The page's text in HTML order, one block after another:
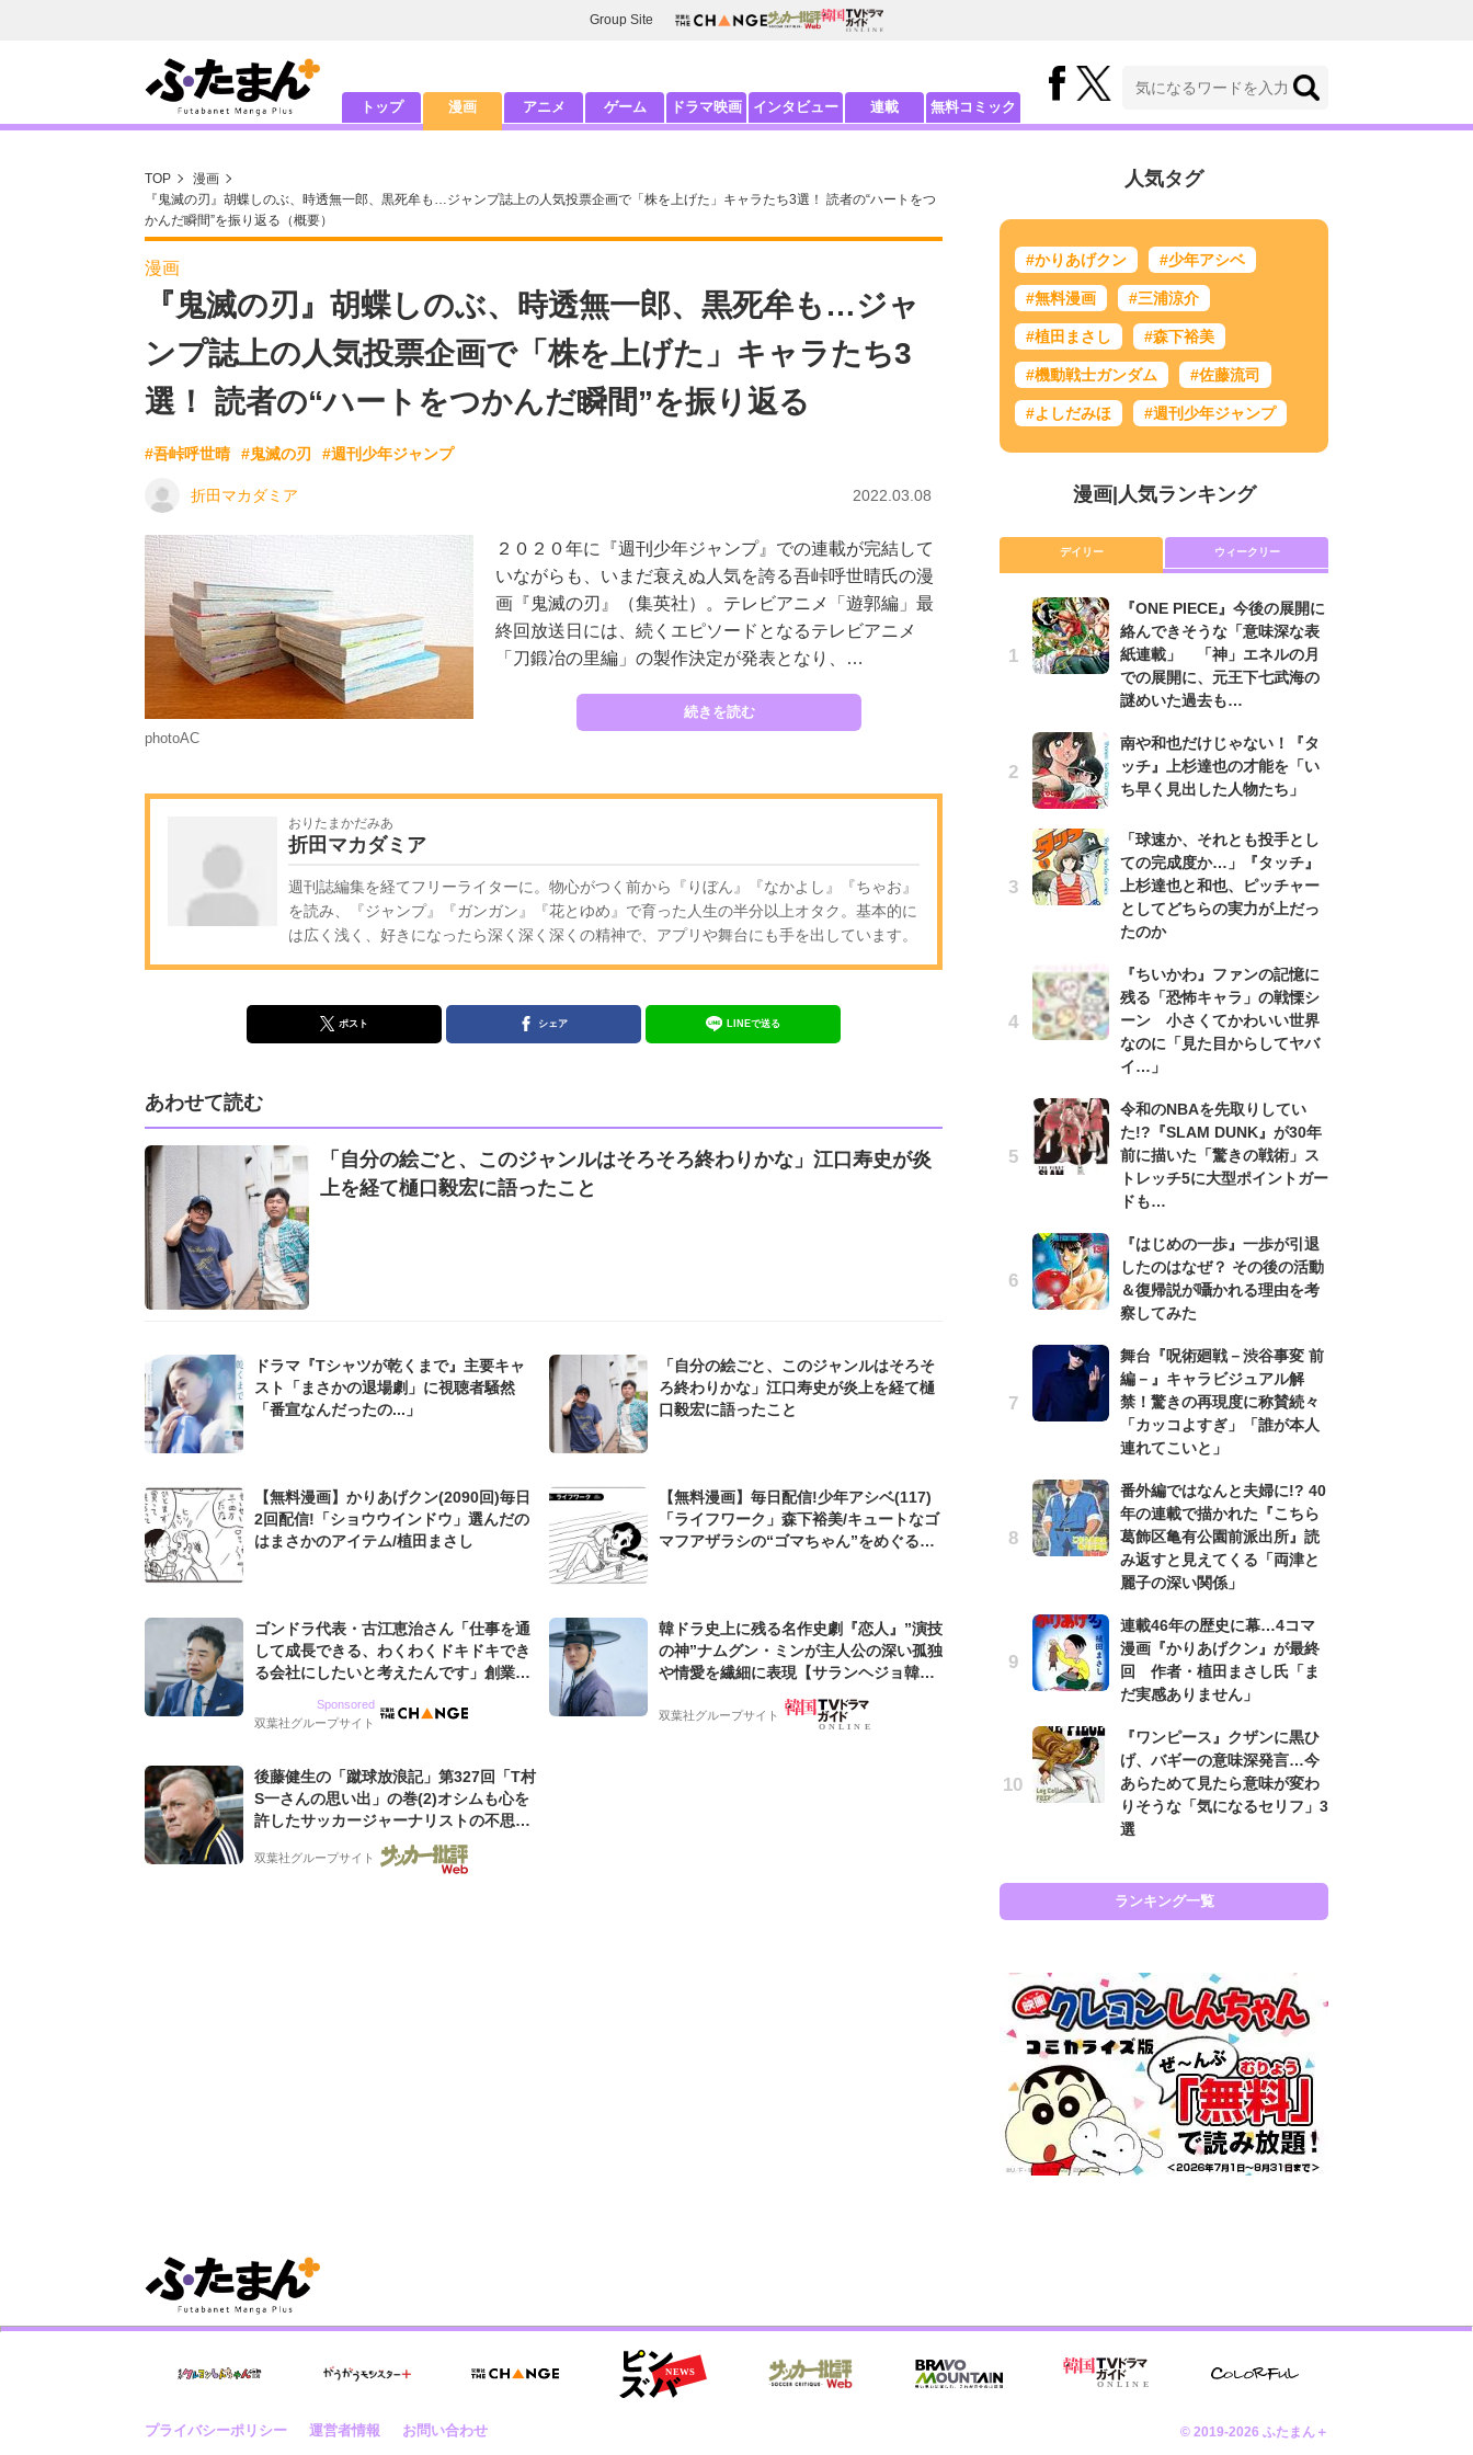
Group Site
トップ 漫画 アニメ ゲーム ドラマ映画 インタビュー 連載 無料コミック
TOP
漫画
『鬼滅の刃』胡蝶しのぶ、時透無一郎、黒死牟も…ジャンプ誌上の人気投票企画で「株を上げた」キャラたち3選！ 読者の“ハートをつ
かんだ瞬間”を振り返る（概要）
漫画
『鬼滅の刃』胡蝶しのぶ、時透無一郎、黒死牟も…ジャ
ンプ誌上の人気投票企画で「株を上げた」キャラたち3
選！ 読者の“ハートをつかんだ瞬間”を振り返る
#吾峠呼世晴 #鬼滅の刃 #週刊少年ジャンプ
折田マカダミア 2022.03.08
photoAC
２０２０年に『週刊少年ジャンプ』での連載が完結して
いながらも、いまだ衰えぬ人気を誇る吾峠呼世晴氏の漫
画『鬼滅の刃』（集英社）。テレビアニメ「遊郭編」最
終回放送日には、続くエピソードとなるテレビアニメ
「刀鍛冶の里編」の製作決定が発表となり、…
続きを読む
おりたまかだみあ
折田マカダミア
週刊誌編集を経てフリーライターに。物心がつく前から『りぼん』『なかよし』『ちゃお』
を読み、『ジャンプ』『ガンガン』『花とゆめ』で育った人生の半分以上オタク。基本的に
は広く浅く、好きになったら深く深く深くの精神で、アプリや舞台にも手を出しています。
ポスト シェア LINEで送る
あわせて読む
「自分の絵ごと、このジャンルはそろそろ終わりかな」江口寿史が炎
上を経て樋口毅宏に語ったこと
ドラマ『Tシャツが乾くまで』主要キャ
スト「まさかの退場劇」に視聴者騒然
「番宣なんだったの...」
「自分の絵ごと、このジャンルはそろそ
ろ終わりかな」江口寿史が炎上を経て樋
口毅宏に語ったこと
【無料漫画】かりあげクン(2090回)毎日
2回配信!「ショウウインドウ」選んだの
はまさかのアイテム/植田まさし
【無料漫画】毎日配信!少年アシベ(117)
「ライフワーク」森下裕美/キュートなゴ
マフアザラシの“ゴマちゃん”をめぐる名
ゴンドラ代表・古江恵治さん「仕事を通
して成長できる、わくわくドキドキでき
る会社にしたいと考えたんです」創業来
グ会社のアイデンティティ
Sponsored
双葉社グループサイト
韓ドラ史上に残る名作史劇『恋人』”演技
の神”ナムグン・ミンが主人公の深い孤独
や情愛を繊細に表現【サランヘジョ韓ド
双葉社グループサイト
後藤健生の「蹴球放浪記」第327回「T村
S一さんの思い出」の巻(2)オシムも心を
許したサッカージャーナリストの不思議
な人徳。全州のはずが原州へ? 愛すべき
男の“大迷子”伝説
双葉社グループサイト
人気タグ
#かりあげクン #少年アシベ
#無料漫画 #三浦涼介
#植田まさし #森下裕美
#機動戦士ガンダム #佐藤流司
#よしだみほ #週刊少年ジャンプ
漫画| 人気ランキング
デイリー ウィークリー
『ONE PIECE』今後の展開に
絡んできそうな「意味深な表
紙連載」 「神」エネルの月
での展開に、元王下七武海の
謎めいた過去も…
南や和也だけじゃない！『タ
ッチ』上杉達也の才能を「い
ち早く見出した人物たち」
「球速か、それとも投手とし
ての完成度か…」『タッチ』
上杉達也と和也、ピッチャー
としてどちらの実力が上だっ
たのか
『ちいかわ』ファンの記憶に
残る「恐怖キャラ」の戦慄シ
ーン 小さくてかわいい世界
なのに「見た目からしてヤバ
イ…」
令和のNBAを先取りしてい
た!?『SLAM DUNK』が30年
前に描いた「驚きの戦術」ス
トレッチ5に大型ポイントガー
ドも…
『はじめの一歩』一歩が引退
したのはなぜ？ その後の活動
＆復帰説が囁かれる理由を考
察してみた
舞台『呪術廻戦－渋谷事変 前
編－』キャラビジュアル解
禁！驚きの再現度に称賛続々
「カッコよすぎ」「誰が本人
連れてこいと」
番外編ではなんと夫婦に!? 40
年の連載で描かれた『こちら
葛飾区亀有公園前派出所』読
み返すと見えてくる「両津と
麗子の深い関係」
連載46年の歴史に幕…4コマ
漫画『かりあげクン』が最終
回 作者・植田まさし氏「ま
だ実感ありません」
『ワンピース』クザンに黒ひ
げ、バギーの意味深発言…今
あらためて見たら意味が変わ
りそうな「気になるセリフ」3
選
ランキング一覧
プライバシーポリシー 運営者情報 お問い合わせ © 2019-2026 ふたまん＋